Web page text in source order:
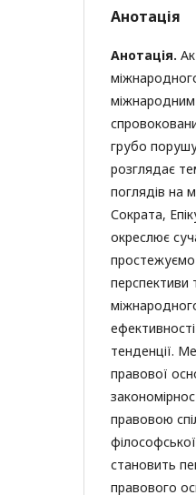
Анотація
Анотація.
міжнародним
грубо
розглядає
поглядів на
Сократа,
окреслює
простежуємо
тенденції.
правової
правовою
становить
правового